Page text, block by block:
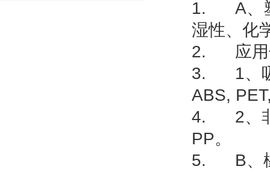
1.
A、
湿性、化
2.
应
3.
1、
ABS,
4.
2、
PP。
5.
B、